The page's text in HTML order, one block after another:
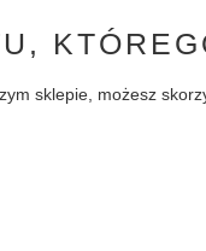
sklepie, możesz